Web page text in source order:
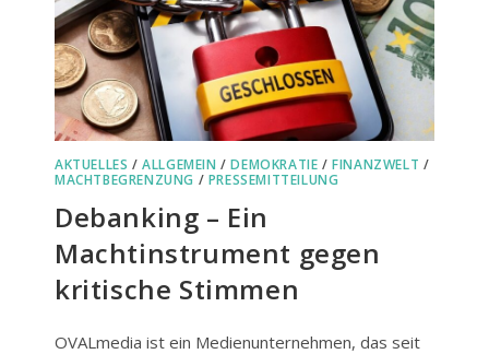
AKTUELLES /ALLGEMEIN /DEMOKRATIE /FINANZWELT /
MACHTBEGRENZUNG / PRESSEMITTEILUNG
Debanking – Ein
Machtinstrument gegen
kritische Stimmen
OVALmedia ist ein Medienunternehmen, das seit